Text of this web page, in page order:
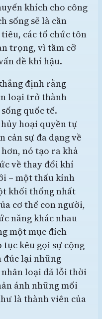
khích cho công
sống sẽ là cần
các tổ chức tôn
trọng, vì tầm cỡ
đề khí hậu.
định rằng
loại trở thành
quốc tế.
hoại quyền tự
cản sự đa dạng về
nó tạo ra khả
về thay đổi khí
– một thấu kính
khối thống nhất
cơ thể con người,
năng khác nhau
một mục đích
kêu gọi sự cộng
đúc lại những
loại đã lỗi thời
ánh những mối
là thành viên của